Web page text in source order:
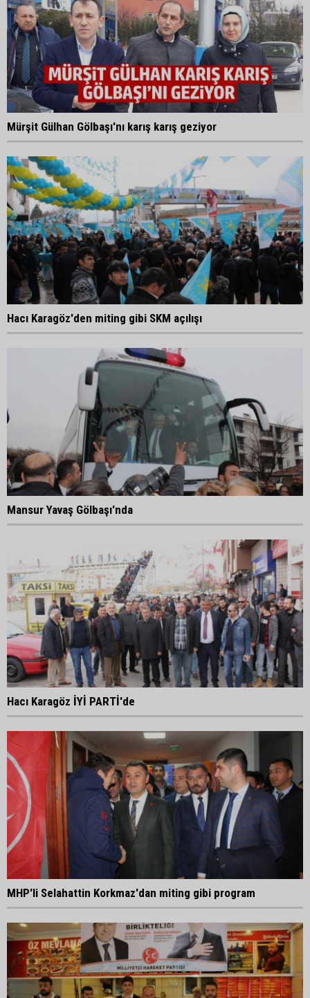
Mürşit Gülhan Gölbaşı'nı karış karış geziyor
Hacı Karagöz'den miting gibi SKM açılışı
Mansur Yavaş Gölbaşı'nda
Hacı Karagöz İYİ PARTİ'de
MHP'li Selahattin Korkmaz'dan miting gibi program